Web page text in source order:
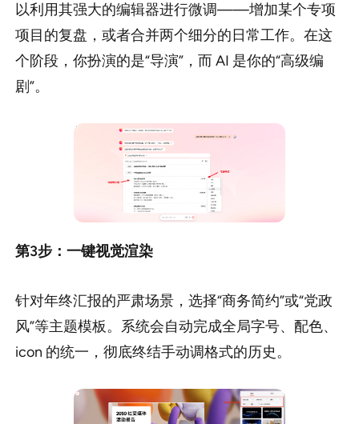
以利用其强大的编辑器进行微调——增加某个专项
项目的复盘，或者合并两个细分的日常工作。在这
个阶段，你扮演的是“导演”，而 AI 是你的“高级编
剧”。
第3步：一键视觉渲染
针对年终汇报的严肃场景，选择“商务简约”或“党政
风”等主题模板。系统会自动完成全局字号、配色、
icon 的统一，彻底终结手动调格式的历史。